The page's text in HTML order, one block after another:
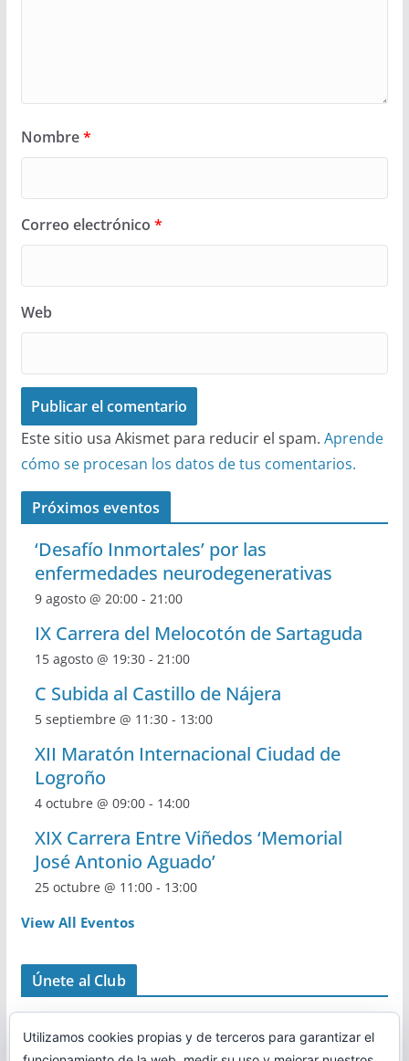
Nombre*
Correo electrónico *
Web
Este sitio usa Akismet para reducir el spam. Aprende
cómo se procesan los datos de tus comentarios.
Próximos eventos
‘Desafío Inmortales’ por las
enfermedades neurodegenerativas
9 agosto @ 20:00- 21:00
IX Carrera del Melocotón de Sartaguda
15 agosto @ 19:30- 21:00
C Subida al Castillo de Nájera
5 septiembre @ 11:30- 13:00
XII Maratón Internacional Ciudad de
Logroño
4 octubre @ 09:00- 14:00
XIX Carrera Entre Viñedos ‘Memorial
José Antonio Aguado’
25 octubre @ 11:00- 13:00
View All Eventos
Únete al Club
Utilizamos cookies propias y de terceros para garantizar el